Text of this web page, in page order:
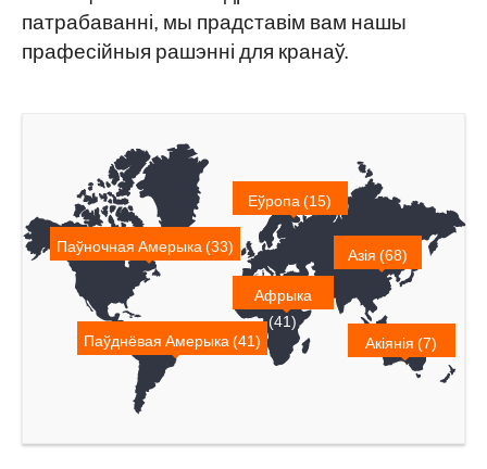
патрабаванні, мы прадставім вам нашы
прафесійныя рашэнні для кранаў.
Еўропа (15)
Паўночная Амерыка (33) Азія (68)
Афрыка
(41)
Паўднёвая Амерыка (41)
Акіянія (7)